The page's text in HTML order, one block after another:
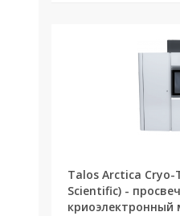
Talos Arctica Cryo-
Scientific) -
криоэлектронный